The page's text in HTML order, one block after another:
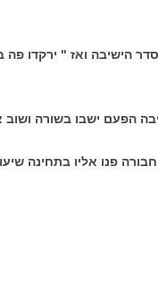
הישיבה ואז " ירקדו פה
הפעם ישבו בשורה ושוב
פנו אליו בתחינה